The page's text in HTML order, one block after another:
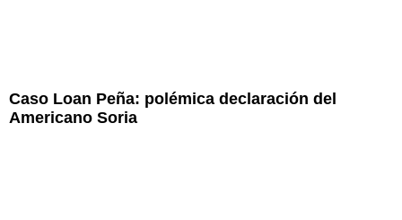
Caso Loan Peña: polémica declaración del
Americano Soria